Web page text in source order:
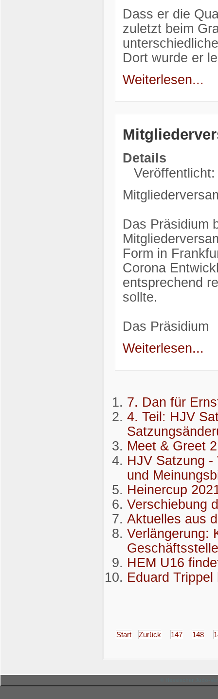
Dass er die
zuletzt beim
Dort wurde er
Weiterlesen...
Details
Das Präsidium
Form in
Corona
entsprechend
sollte.
Das Präsidium
Weiterlesen...
7. Dan für
4. Teil: HJV
Meet & Greet
HJV Satzung -
und
Heinercup
Verschiebung
Aktuelles aus
Verlängerung:
HEM U16
Eduard
Start Zurück 147 148